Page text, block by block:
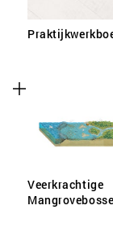
Veerkrachtige